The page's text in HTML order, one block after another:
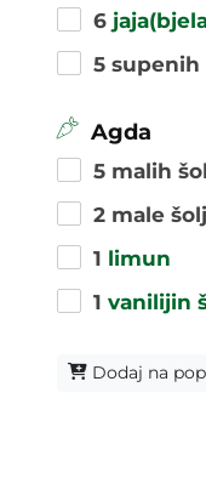
6
5 supenih
Agda
5 malih
2 male
1 limun
1 vanilijin
Dodaj na